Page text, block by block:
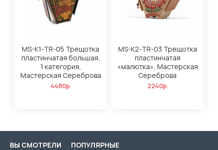
MS-K1-TR-05 Трещотка
пластинчатая большая,
1 категория,
Мастерская Сереброва
4480р.
MS-K2-TR-03 Трещотка
пластинчатая
«малютка», Мастерская
Сереброва
2240р.
ВЫ СМОТРЕЛИ ПОПУЛЯРНЫЕ